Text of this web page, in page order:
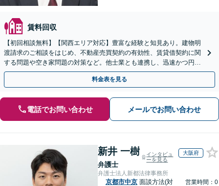
賃料回収
【初回相談無料】【関西エリア対応】豊富な経験と知見あり。建物明
渡請求のご相談をはじめ、不動産売買契約の有効性、賃貸借契約に関
する問題や空き家問題の対策など。他士業とも連携し、迅速かつ円滑
な解決を目指します【顧問契約】【西宮北口駅3分】
料金表を見る
電話でお問い合わせ メールでお問い合わせ
新井 一樹
弁護士
インタビュ
ーを見る
大阪府
弁護士法人新都法律事務所
京都市中京 面談方法(対
営業時間：0